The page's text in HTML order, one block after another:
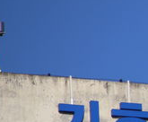
심판 성 접대 파문에 "현재
위' 결론냈던 스포츠윤리센
는 단거리탄도미사일…감
쏜 발사체는 탄도미사일 가